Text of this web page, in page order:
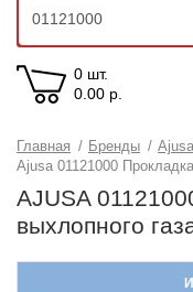
0 шт.
0.00 р.
Главная / Бренды / Ajusa
Ajusa 01121000
AJUSA
выхлопного